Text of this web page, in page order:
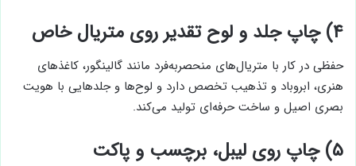
۴) چاپ جلد و لوح تقدیر روی متریال خاص
حفظی در کار با متریال‌های منحصربه‌فرد مانند گالینگور، کاغذهای
هنری، ابروباد و تذهیب تخصص دارد و لوح‌ها و جلدهایی با هویت
بصری اصیل و ساخت حرفه‌ای تولید می‌کند.
۵) چاپ روی لیبل، برچسب و پاکت